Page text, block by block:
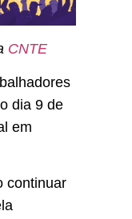
CNTE
dia 9 de
em
continuar